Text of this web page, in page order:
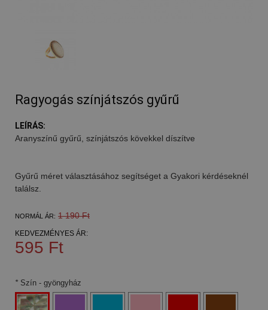
Ragyogás színjátszós gyűrű
LEÍRÁS:
Aranyszínű gyűrű, színjátszós kövekkel díszítve
Gyűrű méret választásához segítséget a Gyakori kérdéseknél
találsz.
NORMÁL ÁR: 1 190 Ft
KEDVEZMÉNYES ÁR:
595 Ft
* Szín - gyöngyház